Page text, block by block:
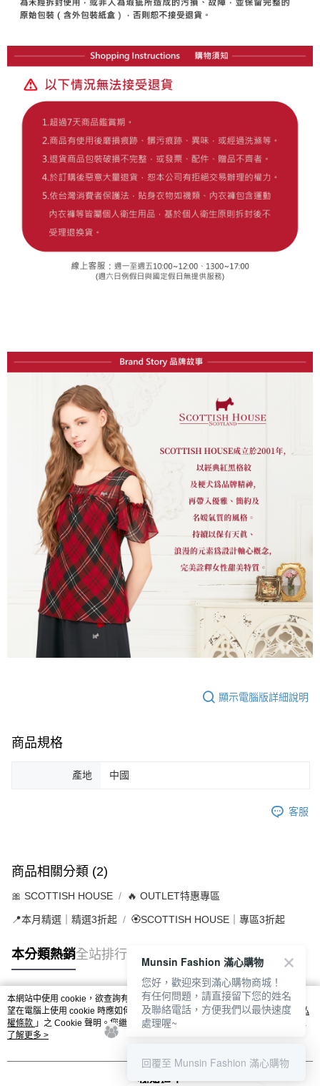
顯示電腦版詳細說明
商品規格
產地 中國
客服
商品相關分類 (2)
🎀 SCOTTISH HOUSE 🔥 OUTLET特惠專區
📍本月精選｜精選3折起 🏵️SCOTTISH HOUSE｜專區3折起
本分類熱銷全站排行
熱門標籤
本網站中使用 cookie，欲查詢有關本網站使用 cookie 方式之詳情，及若您不希
望在電腦上使用 cookie 時應如何變更電腦的 cookie 設定，請參閱本網站「
隱私
權條款 」之 Cookie 聲明。您繼續使用本網站即表示您同意本公司得按本網站使
用條款之 Cookie 聲明使用 cookie。
了解更多 >
我知道了
Munsin Fashion 滿心購物
您好，歡迎來到滿心購物商城！
有任何問題，請直接留下您的姓名
及聯絡電話，方便我們以最快速度
處理喔~
回覆至 Munsin Fashion 滿心購物